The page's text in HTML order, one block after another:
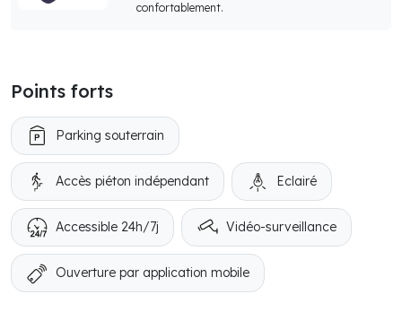
confortablement.
Points forts
Parking souterrain
Accès piéton indépendant Eclairé
Accessible 24h/7j Vidéo-surveillance
Ouverture par application mobile